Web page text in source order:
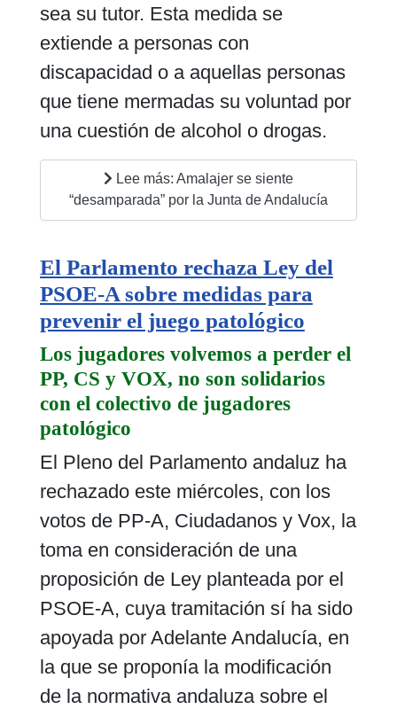
sea su tutor. Esta medida se
extiende a personas con
discapacidad o a aquellas personas
que tiene mermadas su voluntad por
una cuestión de alcohol o drogas.
Lee más: Amalajer se siente
“desamparada” por la Junta de Andalucía
El Parlamento rechaza Ley del
PSOE-A sobre medidas para
prevenir el juego patológico
Los jugadores volvemos a perder el
PP, CS y VOX, no son solidarios
con el colectivo de jugadores
patológico
El Pleno del Parlamento andaluz ha
rechazado este miércoles, con los
votos de PP-A, Ciudadanos y Vox, la
toma en consideración de una
proposición de Ley planteada por el
PSOE-A, cuya tramitación sí ha sido
apoyada por Adelante Andalucía, en
la que se proponía la modificación
de la normativa andaluza sobre el